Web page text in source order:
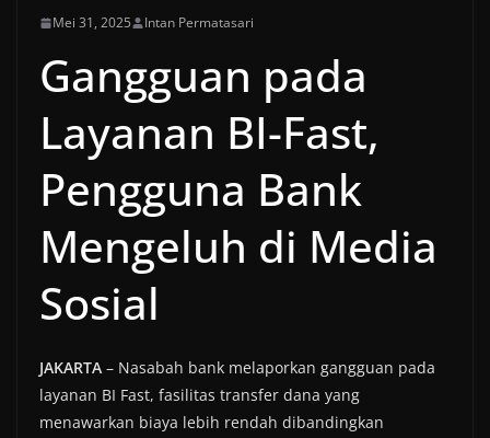
Mei 31, 2025 Intan Permatasari
Gangguan pada
Layanan BI-Fast,
Pengguna Bank
Mengeluh di Media
Sosial
JAKARTA – Nasabah bank melaporkan gangguan pada
layanan BI Fast, fasilitas transfer dana yang
menawarkan biaya lebih rendah dibandingkan